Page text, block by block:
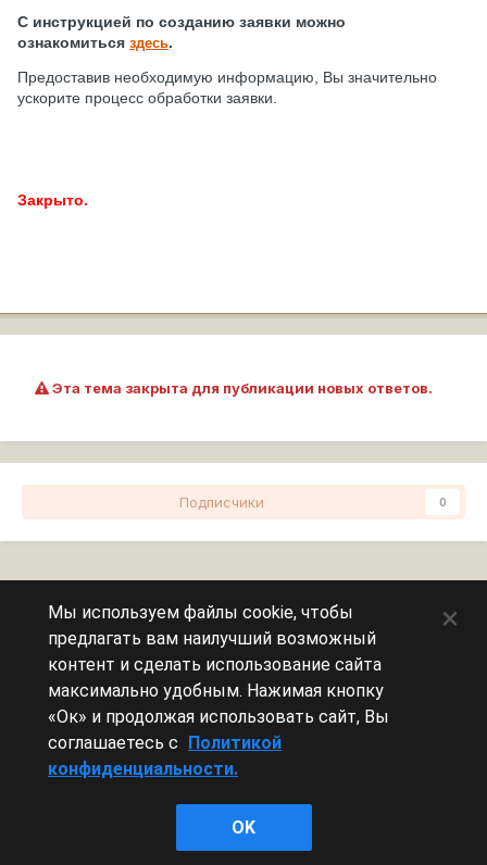
С инструкцией по созданию заявки можно
ознакомиться здесь.
Предоставив необходимую информацию, Вы значительно
ускорите процесс обработки заявки.
Закрыто.
Эта тема закрыта для публикации новых ответов.
Подписчики 0
Сейчас на странице
Эту страницу никто не просматривает.
Леста Игры
Powered by Invision Community
Мы используем файлы cookie, чтобы
предлагать вам наилучший возможный
контент и сделать использование сайта
максимально удобным. Нажимая кнопку
«Ок» и продолжая использовать сайт, Вы
соглашаетесь с Политикой
конфиденциальности.
OK
×